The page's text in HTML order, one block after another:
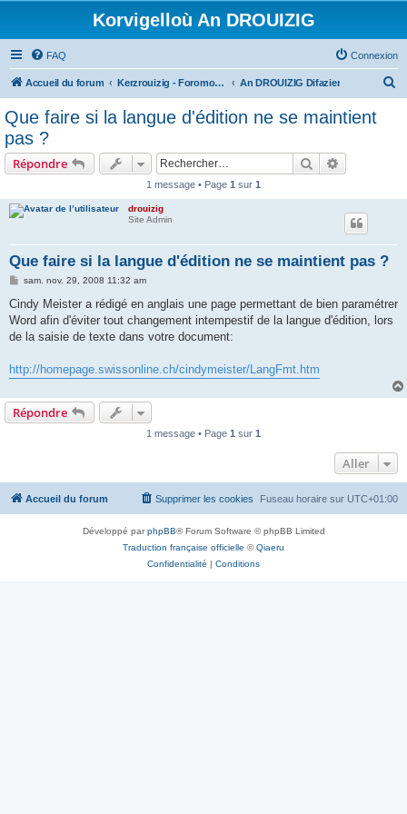
Korvigelloù An DROUIZIG
FAQ Connexion
Accueil du forum Kerzrouizig - Foromoù An Drouizig An DROUIZIG Difazier
Que faire si la langue d'édition ne se maintient
pas ?
Répondre Rechercher
1 message • Page 1 sur 1
drouizig
Site Admin
Que faire si la langue d'édition ne se maintient pas ?
M
s
a
g
sam. nov. 29, 2008 11:32 am
Cindy Meister a rédigé en anglais une page permettant de bien paramétrer
Word afin d'éviter tout changement intempestif de la langue d'édition, lors
de la saisie de texte dans votre document:
http://homepage.swissonline.ch/cindymeister/LangFmt.htm
Répondre
1 message • Page 1 sur 1
Aller
Accueil du forum Fuseau horaire sur UTC+01:00
Supprimer les cookies
Développé parphpBB® Forum Software © phpBB Limited
Traduction française officielle ©Qiaeru
Confidentialité | Conditions